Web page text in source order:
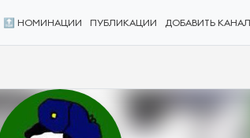
🔝 НОМИНАЦИИ ПУБЛИКАЦИИ ДОБАВИТЬ КАНАЛ